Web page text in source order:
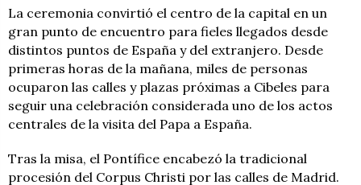
La ceremonia convirtió el centro de la capital en un
gran punto de encuentro para fieles llegados desde
distintos puntos de España y del extranjero. Desde
primeras horas de la mañana, miles de personas
ocuparon las calles y plazas próximas a Cibeles para
seguir una celebración considerada uno de los actos
centrales de la visita del Papa a España.
Tras la misa, el Pontífice encabezó la tradicional
procesión del Corpus Christi por las calles de Madrid.